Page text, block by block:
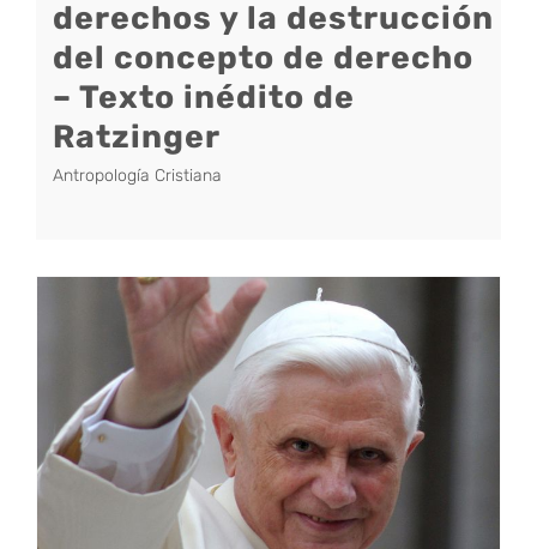
derechos y la destrucción
del concepto de derecho
– Texto inédito de
Ratzinger
Antropología Cristiana